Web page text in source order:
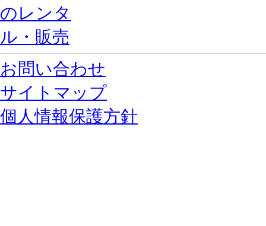
お問い合わせ
サイトマップ
個人情報保護方針